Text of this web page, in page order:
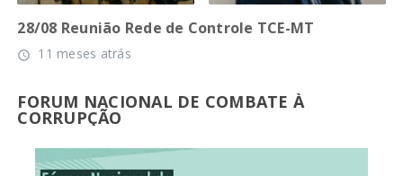
28/08 Reunião Rede de Controle TCE-MT
access_time 11 meses atrás
FORUM NACIONAL DE COMBATE À
CORRUPÇÃO